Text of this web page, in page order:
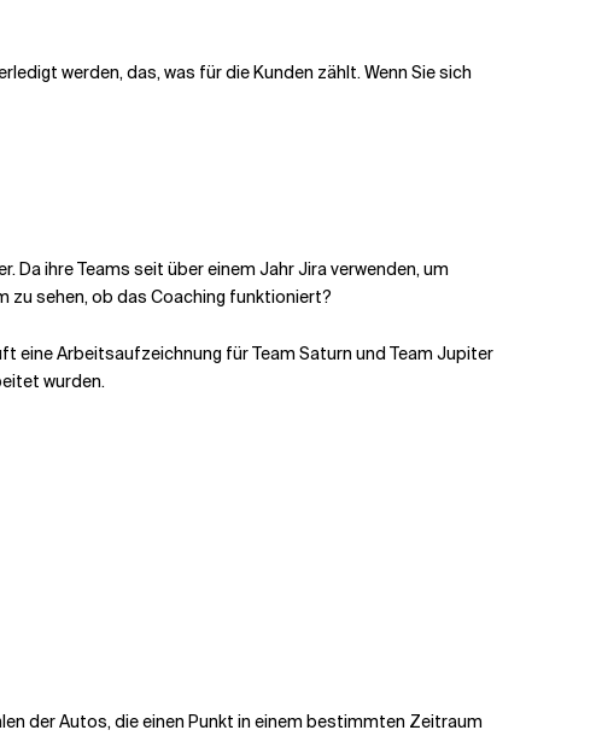
werden, das, was für die Kunden zählt. Wenn Sie sich
Da ihre Teams seit über einem Jahr Jira verwenden, um
zu sehen, ob das Coaching funktioniert?
eine Arbeitsaufzeichnung für Team Saturn und Team Jupiter
wurden.
der Autos, die einen Punkt in einem bestimmten Zeitraum